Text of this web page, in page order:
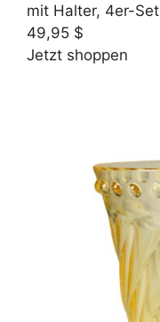
mit Halter, 4er-Set
49,95 $
Jetzt shoppen